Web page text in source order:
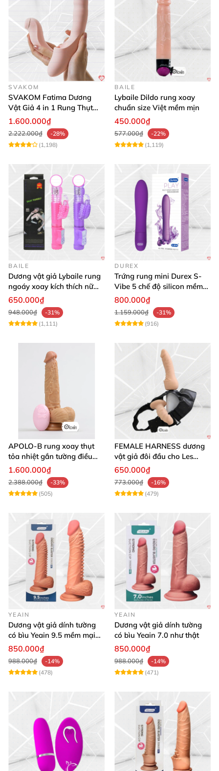
SVAKOM
SVAKOM Fatima Dương
Vật Giả 4 in 1 Rung Thụt
Hút Toả Nhiệt Massage Cho
1.600.000₫
2.222.000₫
-28%
(1,198)
BAILE
Lybaile Dildo rung xoay
chuẩn size Việt mềm mịn
450.000₫
577.000₫
-22%
(1,119)
BAILE
Dương vật giả Lybaile rung
ngoáy xoay kích thích nữ
thủ dâm
650.000₫
948.000₫
-31%
(1,111)
DUREX
Trứng rung mini Durex S-
Vibe 5 chế độ silicon mềm
mịn cao cấp
800.000₫
1.159.000₫
-31%
(916)
APOLO-B rung xoay thụt
tỏa nhiệt gắn tường điều
khiển từ xa đa chế độ
1.600.000₫
2.388.000₫
-33%
(505)
FEMALE HARNESS dương
vật giả đôi đầu cho Les
massage cực sướng
650.000₫
773.000₫
-16%
(479)
YEAIN
Dương vật giả dính tường
có bìu Yeain 9.5 mềm mại
thật
850.000₫
988.000₫
-14%
(478)
YEAIN
Dương vật giả dính tường
có bìu Yeain 7.0 như thật
850.000₫
988.000₫
-14%
(471)